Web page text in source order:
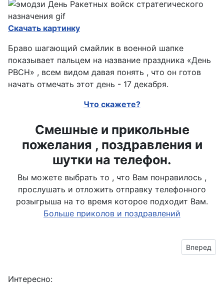
Скачать картинку
Браво шагающий смайлик в военной шапке
показывает пальцем на название праздника «День
РВСН» , всем видом давая понять , что он готов
начать отмечать этот день - 17 декабря.
Что скажете?
Смешные и прикольные
пожелания , поздравления и
шутки на телефон.
Вы можете выбрать то , что Вам понравилось ,
прослушать и отложить отправку телефонного
розыгрыша на то время которое подходит Вам.
Больше приколов и поздравлений
Вперед
Интересно: